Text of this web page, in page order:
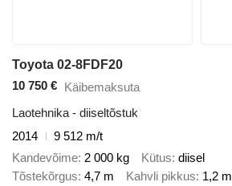
Toyota 02-8FDF20
10 750 € Käibemaksuta
Laotehnika - diiseltõstuk
2014
9 512 m/t
Kandevõime 2 000 kg Kütus diisel
Tõstekõrgus 4,7 m Kahvli pikkus 1,2 m